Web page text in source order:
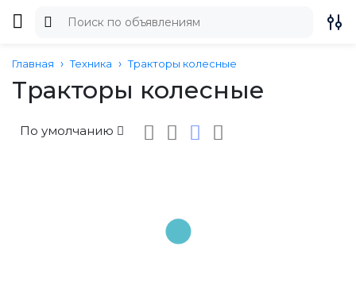
Главная Техника Тракторы колесные
Тракторы колесные
По умолчанию